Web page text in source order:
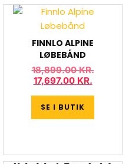
FINNLO ALPINE
LØBEBÅND
18,899.00KR.
17,697.00 KR.
SE I BUTIK